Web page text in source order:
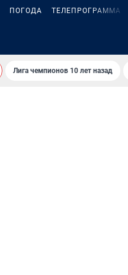
ПОГОДА ТЕЛЕПРОГРАММА
Лига чемпионов 10 лет назад